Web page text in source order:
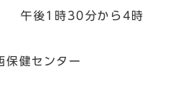
午後1時30分から4時
保健センター